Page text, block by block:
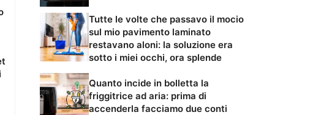
Tutte le volte che passavo il mocio
sul mio pavimento laminato
restavano aloni: la soluzione era
sotto i miei occhi, ora splende
Quanto incide in bolletta la
friggitrice ad aria: prima di
accenderla facciamo due conti